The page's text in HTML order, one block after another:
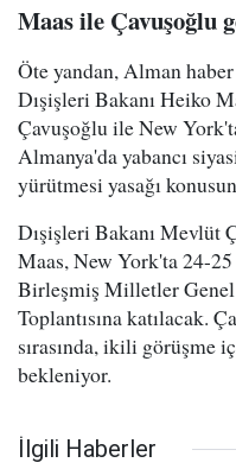
Maas ile Çavuşoğlu
Öte yandan, Alman
Dışişleri Bakanı Heiko
Çavuşoğlu ile New
Almanya'da yabancı
yürütmesi yasağı
Dışişleri Bakanı Mevlüt
Maas, New York'ta 24-
Birleşmiş Milletler
Toplantısına katılacak.
sırasında, ikili görüşme
bekleniyor.
İlgili Haberler